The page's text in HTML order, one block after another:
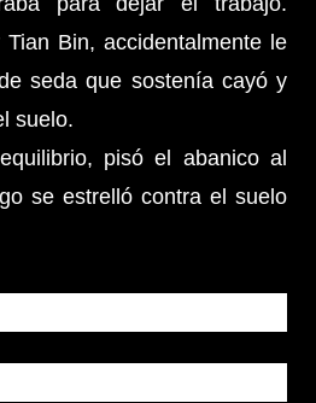
Bin, accidentalmente le
seda que sostenía cayó y
suelo.
pisó el abanico al
se estrelló contra el suelo